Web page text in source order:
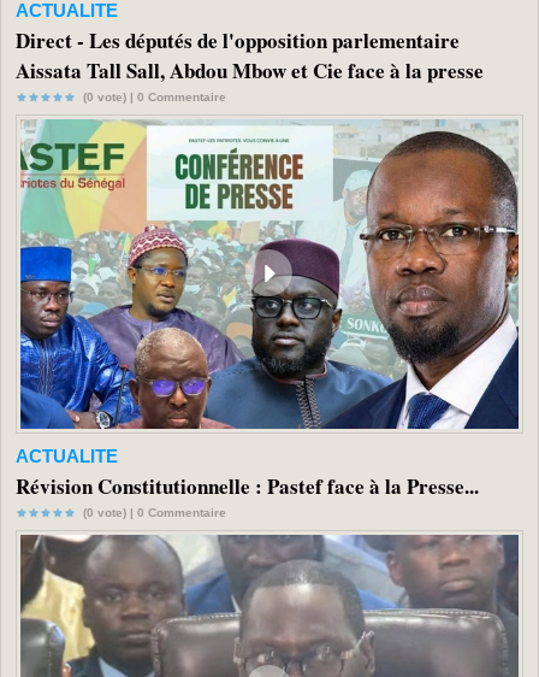
ACTUALITE
Direct - Les députés de l'opposition parlementaire
Aissata Tall Sall, Abdou Mbow et Cie face à la presse
(0 vote) | 0 Commentaire
ACTUALITE
Révision Constitutionnelle : Pastef face à la Presse...
(0 vote) | 0 Commentaire